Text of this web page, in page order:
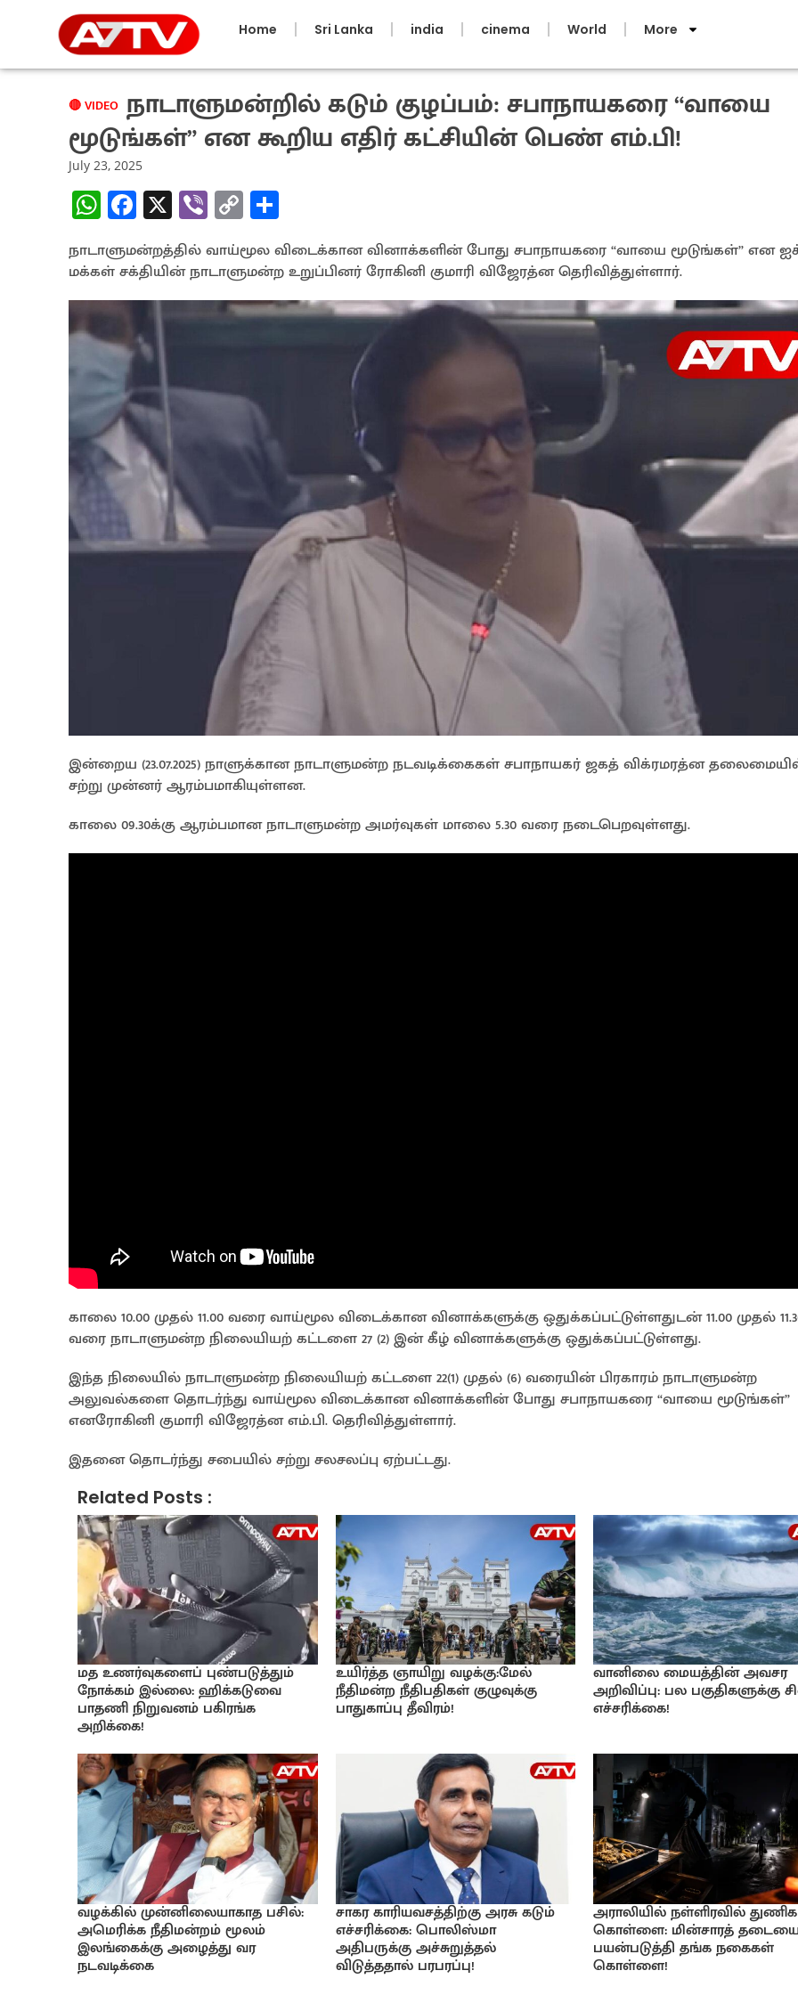
Home Sri Lanka india cinema World More
🔴 VIDEO நாடாளுமன்றில் கடும் குழப்பம்: சபாநாயகரை “வாயை
மூடுங்கள்” என கூறிய எதிர் கட்சியின் பெண் எம்.பி!
July 23, 2025
W
h
at
sA
p
p
Fa
ce
b
o
k
X Vi
b
er
C
o
py
Li
n
h
ar
e
நாடாளுமன்றத்தில் வாய்மூல விடைக்கான வினாக்களின் போது சபாநாயகரை “வாயை மூடுங்கள்” என
மக்கள் சக்தியின் நாடாளுமன்ற உறுப்பினர் ரோகினி குமாரி விஜேரத்ன தெரிவித்துள்ளார்.
இன்றைய (23.07.2025) நாளுக்கான நாடாளுமன்ற நடவடிக்கைகள் சபாநாயகர் ஜகத் விக்ரமரத்ன
சற்று முன்னர் ஆரம்பமாகியுள்ளன.
காலை 09.30க்கு ஆரம்பமான நாடாளுமன்ற அமர்வுகள் மாலை 5.30 வரை நடைபெறவுள்ளது.
காலை 10.00 முதல் 11.00 வரை வாய்மூல விடைக்கான வினாக்களுக்கு ஒதுக்கப்பட்டுள்ளதுடன் 11.00 முதல்
வரை நாடாளுமன்ற நிலையியற் கட்டளை 27 (2) இன் கீழ் வினாக்களுக்கு ஒதுக்கப்பட்டுள்ளது.
இந்த நிலையில் நாடாளுமன்ற நிலையியற் கட்டளை 22(1) முதல் (6) வரையின் பிரகாரம் நாடாளுமன்ற
அலுவல்களை தொடர்ந்து வாய்மூல விடைக்கான வினாக்களின் போது சபாநாயகரை “வாயை மூடுங்கள்”
எனரோகினி குமாரி விஜேரத்ன எம்.பி. தெரிவித்துள்ளார்.
இதனை தொடர்ந்து சபையில் சற்று சலசலப்பு ஏற்பட்டது.
Related Posts :
மத உணர்வுகளைப் புண்படுத்தும்
நோக்கம் இல்லை: ஹிக்கடுவை
பாதணி நிறுவனம் பகிரங்க
அறிக்கை!
உயிர்த்த ஞாயிறு வழக்கு:மேல்
நீதிமன்ற நீதிபதிகள் குழுவுக்கு
பாதுகாப்பு தீவிரம்!
வானிலை மையத்தின் அவசர
அறிவிப்பு: பல பகுதிகளுக்கு
எச்சரிக்கை!
வழக்கில் முன்னிலையாகாத பசில்:
அமெரிக்க நீதிமன்றம் மூலம்
இலங்கைக்கு அழைத்து வர
நடவடிக்கை
சாகர காரியவசத்திற்கு அரசு கடும்
எச்சரிக்கை: பொலிஸ்மா
அதிபருக்கு அச்சுறுத்தல்
விடுத்ததால் பரபரப்பு!
அராலியில் நள்ளிரவில்
கொள்ளை: மின்சாரத்
பயன்படுத்தி தங்க நகைகள்
கொள்ளை!